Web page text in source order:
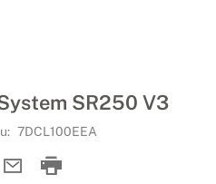
SR250 V3
7DCL100EEA